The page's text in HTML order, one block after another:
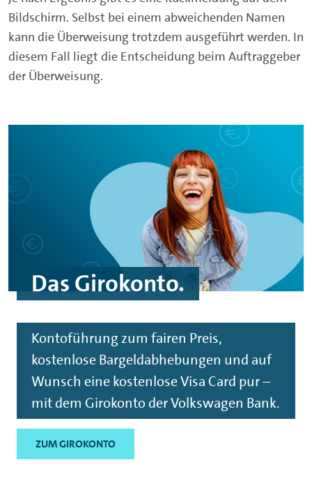
Bildschirm. Selbst bei einem abweichenden Namen
kann die Überweisung trotzdem ausgeführt werden. In
diesem Fall liegt die Entscheidung beim Auftraggeber
der Überweisung.
Das Girokonto.
Kontoführung zum fairen Preis,
kostenlose Bargeldabhebungen und auf
Wunsch eine kostenlose Visa Card pur –
mit dem Girokonto der Volkswagen Bank.
ZUM GIROKONTO